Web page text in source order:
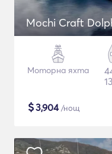
Mochi Craft
Моторна яхта
$3,904/нощ